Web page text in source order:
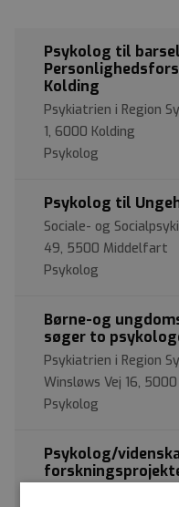
Psykolog til
Kolding
Psykiatrien i Region
1, 6000 Kolding
Psykolog
Psykolog til
Sociale- og
49, 5500 Middelfart
Psykolog
Børne-og
søger to
Psykiatrien i Region
Winsløws Vej 16, 5000
Psykolog
Psykolog/